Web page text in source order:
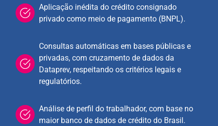
Aplicação inédita do crédito consignado
privado como meio de pagamento (BNPL).
Consultas automáticas em bases públicas e
privadas, com cruzamento de dados da
Dataprev, respeitando os critérios legais e
regulatórios.
Análise de perfil do trabalhador, com base no
maior banco de dados de crédito do Brasil.